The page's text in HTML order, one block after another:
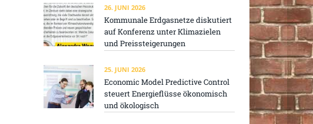
26. JUNI 2026
Kommunale Erdgasnetze diskutiert
auf Konferenz unter Klimazielen
und Preissteigerungen
25. JUNI 2026
Economic Model Predictive Control
steuert Energieflüsse ökonomisch
und ökologisch